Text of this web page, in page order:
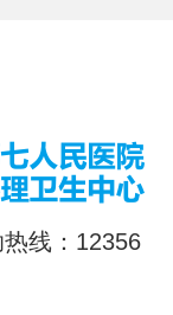
线：12356